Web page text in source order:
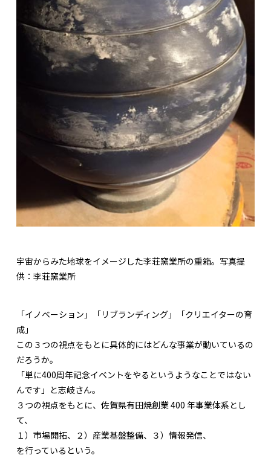
宇宙からみた地球をイメージした李荘窯業所の重箱。写真提
供：李荘窯業所
「イノベーション」「リブランディング」「クリエイターの育
成」
この３つの視点をもとに具体的にはどんな事業が動いているの
だろうか。
「単に400周年記念イベントをやるというようなことではない
んです」と志岐さん。
３つの視点をもとに、佐賀県有田焼創業 400 年事業体系とし
て、
１）市場開拓、２）産業基盤整備、３）情報発信、
を行っているという。